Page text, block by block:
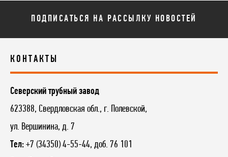
ПОДПИСАТЬСЯ НА РАССЫЛКУ НОВОСТЕЙ
КОНТАКТЫ
Северский трубный завод
623388, Свердловская обл., г. Полевской,
ул. Вершинина, д. 7
Тел: +7 (34350) 4-55-44, доб. 76 101